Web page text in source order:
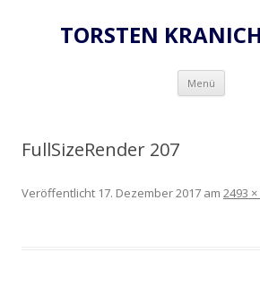
TORSTEN
Menü Zum
FullSizeRender 207
Veröffentlicht 17. Dezember 2017 am 2493